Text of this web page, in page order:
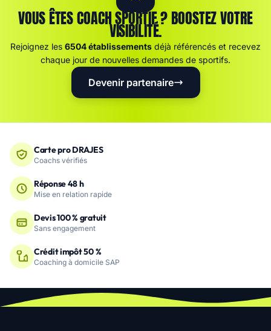
VOUS ÊTES COACH SPORTIF ? BOOSTEZ VOTRE
VISIBILITÉ.
Rejoignez les 6504 établissements déjà référencés et recevez
chaque jour de nouvelles demandes de sportifs.
Devenir partenaire
Carte pro DRAJES
Coachs vérifiés
Réponse 48 h
Mise en relation rapide
Devis 100 % gratuit
Sans engagement
Crédit impôt 50 %
Coaching à domicile SAP